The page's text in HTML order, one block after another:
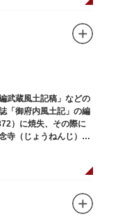
武蔵風土記稿」などの
「御府内風土記」の編
）に焼失、その際に
寺（じょうねんじ）境